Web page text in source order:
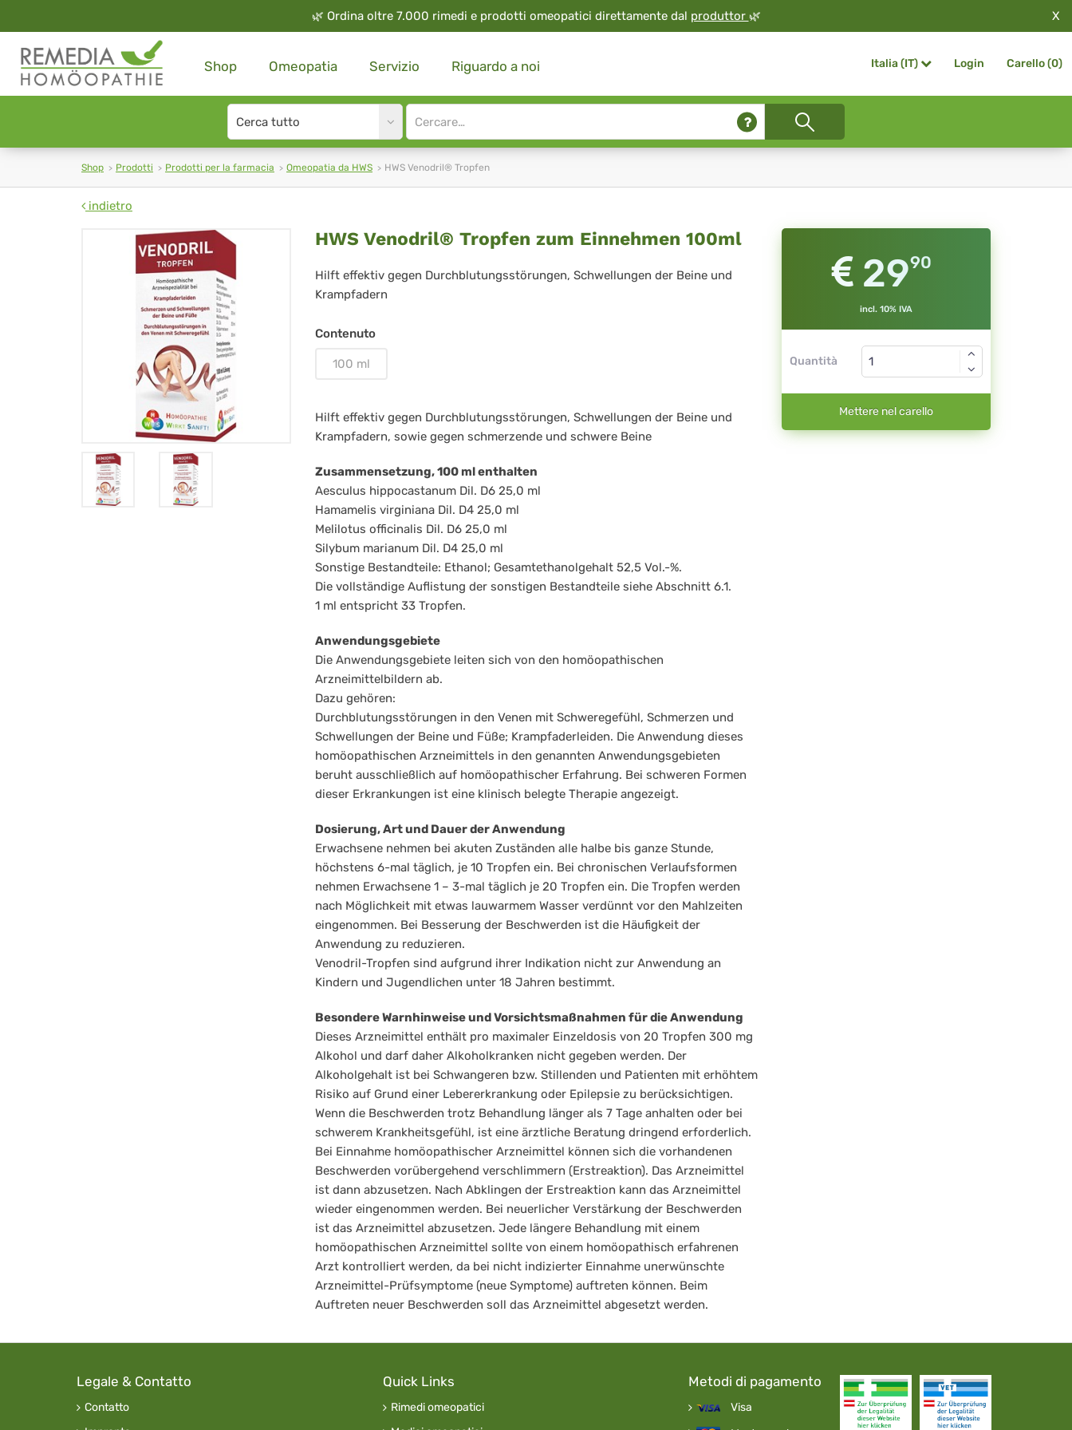
🌿 Ordina oltre 7.000 rimedi e prodotti omeopatici direttamente dal produttor 🌿 X
Shop Omeopatia Servizio Riguardo a noi Italia (IT) Login Carello (0)
Search
type
Site
search
Shop Prodotti Prodotti per la farmacia Omeopatia da HWS HWS Venodril® Tropfen
indietro
HWS
Venodril®
Tropfen
zum
Einnehmen
HWS Venodril® Tropfen zum Einnehmen 100ml
Hilft effektiv gegen Durchblutungsstörungen, Schwellungen der Beine und
Krampfadern
Contenuto
100 ml
Hilft effektiv gegen Durchblutungsstörungen, Schwellungen der Beine und
Krampfadern, sowie gegen schmerzende und schwere Beine
Zusammensetzung, 100 ml enthalten
Aesculus hippocastanum Dil. D6 25,0 ml
Hamamelis virginiana Dil. D4 25,0 ml
Melilotus officinalis Dil. D6 25,0 ml
Silybum marianum Dil. D4 25,0 ml
Sonstige Bestandteile: Ethanol; Gesamtethanolgehalt 52,5 Vol.-%.
Die vollständige Auflistung der sonstigen Bestandteile siehe Abschnitt 6.1.
1 ml entspricht 33 Tropfen.
Anwendungsgebiete
Die Anwendungsgebiete leiten sich von den homöopathischen
Arzneimittelbildern ab.
Dazu gehören:
Durchblutungsstörungen in den Venen mit Schweregefühl, Schmerzen und
Schwellungen der Beine und Füße; Krampfaderleiden. Die Anwendung dieses
homöopathischen Arzneimittels in den genannten Anwendungsgebieten
beruht ausschließlich auf homöopathischer Erfahrung. Bei schweren Formen
dieser Erkrankungen ist eine klinisch belegte Therapie angezeigt.
Dosierung, Art und Dauer der Anwendung
Erwachsene nehmen bei akuten Zuständen alle halbe bis ganze Stunde,
höchstens 6-mal täglich, je 10 Tropfen ein. Bei chronischen Verlaufsformen
nehmen Erwachsene 1 – 3-mal täglich je 20 Tropfen ein. Die Tropfen werden
nach Möglichkeit mit etwas lauwarmem Wasser verdünnt vor den Mahlzeiten
eingenommen. Bei Besserung der Beschwerden ist die Häufigkeit der
Anwendung zu reduzieren.
Venodril-Tropfen sind aufgrund ihrer Indikation nicht zur Anwendung an
Kindern und Jugendlichen unter 18 Jahren bestimmt.
Besondere Warnhinweise und Vorsichtsmaßnahmen für die Anwendung
Dieses Arzneimittel enthält pro maximaler Einzeldosis von 20 Tropfen 300 mg
Alkohol und darf daher Alkoholkranken nicht gegeben werden. Der
Alkoholgehalt ist bei Schwangeren bzw. Stillenden und Patienten mit erhöhtem
Risiko auf Grund einer Lebererkrankung oder Epilepsie zu berücksichtigen.
Wenn die Beschwerden trotz Behandlung länger als 7 Tage anhalten oder bei
schwerem Krankheitsgefühl, ist eine ärztliche Beratung dringend erforderlich.
Bei Einnahme homöopathischer Arzneimittel können sich die vorhandenen
Beschwerden vorübergehend verschlimmern (Erstreaktion). Das Arzneimittel
ist dann abzusetzen. Nach Abklingen der Erstreaktion kann das Arzneimittel
wieder eingenommen werden. Bei neuerlicher Verstärkung der Beschwerden
ist das Arzneimittel abzusetzen. Jede längere Behandlung mit einem
homöopathischen Arzneimittel sollte von einem homöopathisch erfahrenen
Arzt kontrolliert werden, da bei nicht indizierter Einnahme unerwünschte
Arzneimittel-Prüfsymptome (neue Symptome) auftreten können. Beim
Auftreten neuer Beschwerden soll das Arzneimittel abgesetzt werden.
2990
incl. 10% IVA
Quantità
Mettere nel carello
Legale & Contatto
Contatto
Quick Links
Rimedi omeopatici
Metodi di pagamento
Visa